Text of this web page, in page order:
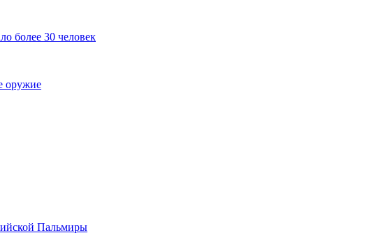
более 30 человек
оружие
Пальмиры